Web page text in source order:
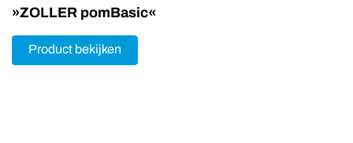
»ZOLLER pomBasic«
Product bekijken